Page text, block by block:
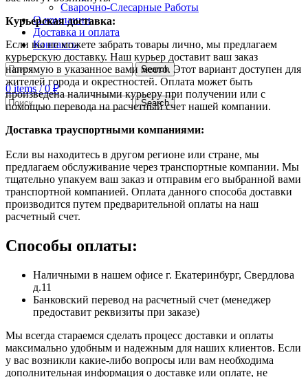
Сварочно-Слесарные Работы
О компании
Доставка и оплата
Контакты
Search
0items / 0₽
Search
Курьерская доставка:
Если вы не можете забрать товары лично, мы предлагаем
курьерскую доставку. Наш курьер доставит ваш заказ
напрямую в указанное вами место. Этот вариант доступен для
жителей города и окрестностей. Оплата может быть
произведена наличными курьеру при получении или с
помощью перевода на расчетный счет нашей компании.
Доставка траyспортными компаниями:
Если вы находитесь в другом регионе или стране, мы
предлагаем обслуживание через транспортные компании. Мы
тщательно упакуем ваш заказ и отправим его выбранной вами
транспортной компанией. Оплата данного способа доставки
производится путем предварительной оплаты на наш
расчетный счет.
Способы оплаты:
Наличными в нашем офисе г. Екатеринбург, Свердлова
д.11
Банковский перевод на расчетный счет (менеджер
предоставит реквизиты при заказе)
Мы всегда стараемся сделать процесс доставки и оплаты
максимально удобным и надежным для наших клиентов. Если
у вас возникли какие-либо вопросы или вам необходима
дополнительная информация о доставке или оплате, не